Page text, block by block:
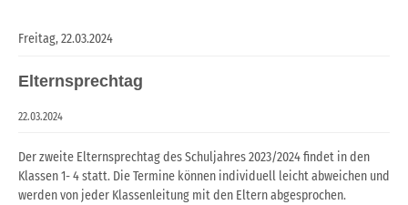
Freitag,22.03.2024
Elternsprechtag
22.03.2024
Der zweite Elternsprechtag des Schuljahres 2023/2024 findet in den
Klassen 1- 4 statt. Die Termine können individuell leicht abweichen und
werden von jeder Klassenleitung mit den Eltern abgesprochen.